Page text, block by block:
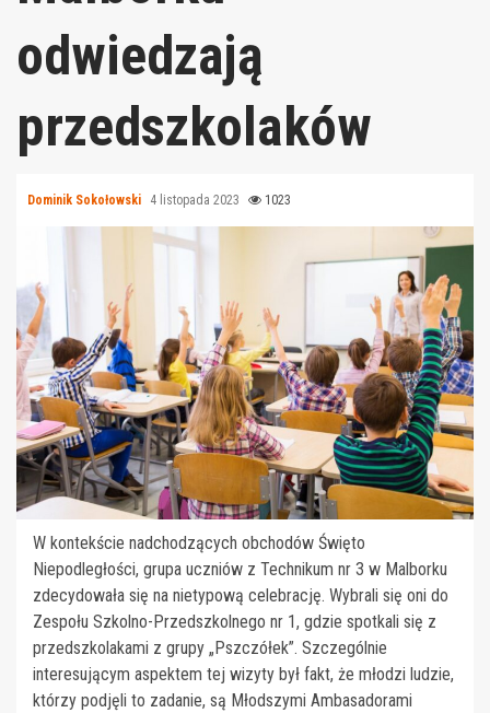
odwiedzają
przedszkolaków
Dominik Sokołowski 4 listopada 2023 1023
W kontekście nadchodzących obchodów Święto
Niepodległości, grupa uczniów z Technikum nr 3 w Malborku
zdecydowała się na nietypową celebrację. Wybrali się oni do
Zespołu Szkolno-Przedszkolnego nr 1, gdzie spotkali się z
przedszkolakami z grupy „Pszczółek”. Szczególnie
interesującym aspektem tej wizyty był fakt, że młodzi ludzie,
którzy podjęli to zadanie, są Młodszymi Ambasadorami